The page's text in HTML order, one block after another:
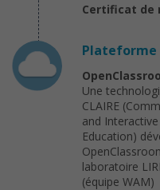
Certificat de
Plateforme
Une
CLAIRE
and
Education)
laboratoire
(équipe WAM)